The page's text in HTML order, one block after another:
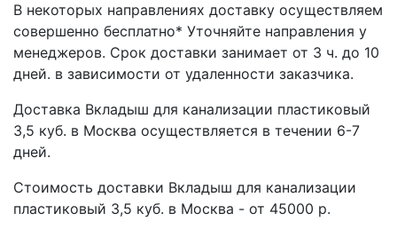
В некоторых направлениях доставку осуществляем
совершенно бесплатно* Уточняйте направления у
менеджеров. Срок доставки занимает от 3 ч. до 10
дней. в зависимости от удаленности заказчика.
Доставка Вкладыш для канализации пластиковый
3,5 куб. в Москва осуществляется в течении 6-7
дней.
Стоимость доставки Вкладыш для канализации
пластиковый 3,5 куб. в Москва - от 45000 р.